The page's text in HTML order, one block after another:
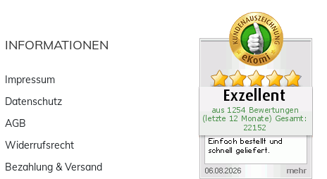
INFORMATIONEN
Impressum
Datenschutz
AGB
Widerrufsrecht
Bezahlung & Versand